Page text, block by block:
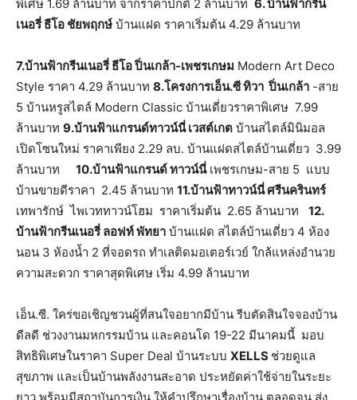
พิเศษ 1.69 ล้านบาท จากราคาปกติ 2 ล้านบาท 6. บ้านฟ้ากรีน
เนอรี่ ธีโอ ชัยพฤกษ์ บ้านแฝด ราคาเริ่มต้น 4.29 ล้านบาท
7.บ้านฟ้ากรีนเนอรี่ ธีโอ ปิ่นเกล้า-เพชรเกษม Modern Art Deco
Style ราคา 4.29 ล้านบาท 8.โครงการเอ็น.ซี ทิวา ปิ่นเกล้า -สาย
5 บ้านหรูสไตล์ Modern Classic บ้านเดี่ยวราคาพิเศษ 7.99
ล้านบาท 9.บ้านฟ้าแกรนด์ทาวน์นี่ เวสต์เกต บ้านสไตล์มินิมอล
เปิดโซนใหม่ ราคาเพียง 2.29 ลบ. บ้านแฝดสไตล์บ้านเดี่ยว 3.99
ล้านบาท 10.บ้านฟ้าแกรนด์ ทาวน์นี่เพชรเกษม-สาย 5 แบบ
บ้านขายดีราคา 2.45 ล้านบาท 11.บ้านฟ้าทาวน์นี่ ศรีนครินทร์
เทพารักษ์ ไพเวททาวน์โฮม ราคาเริ่มต้น 2.65 ล้านบาท 12.
บ้านฟ้ากรีนเนอรี่ ลอฟท์ พัทยา บ้านแฝด สไตล์บ้านเดี่ยว 4 ห้อง
นอน 3 ห้องน้ำ 2 ที่จอดรถ ทำเลติดมอเตอร์เวย์ ใกล้แหล่งอำนวย
ความสะดวก ราคาสุดพิเศษ เริ่ม 4.99 ล้านบาท
เอ็น.ซี. ใคร่ขอเชิญชวนผู้ที่สนใจอยากมีบ้าน รีบตัดสินใจจองบ้าน
ดีลดี ช่วงงานมหกรรมบ้าน และคอนโด 19-22 มีนาคมนี้ มอบ
สิทธิพิเศษในราคา Super Deal บ้านระบบ XELLS ช่วยดูแล
สุขภาพ และเป็นบ้านพลังงานสะอาด ประหยัดค่าใช้จ่ายในระยะ